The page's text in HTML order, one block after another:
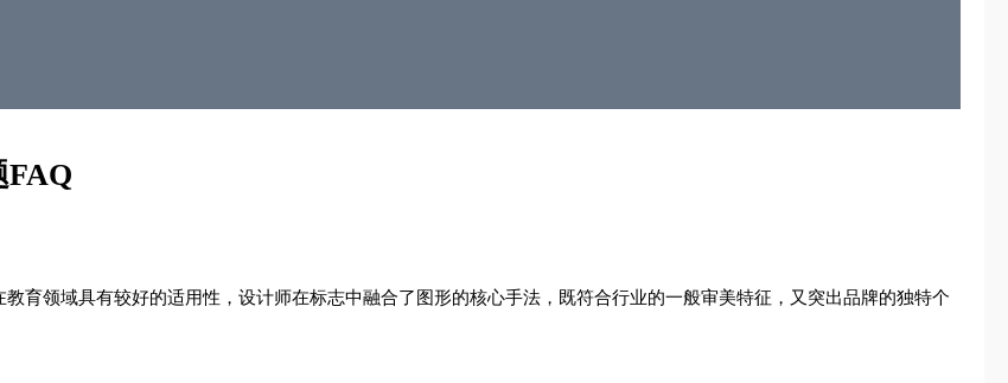
FAQ
育领域具有较好的适用性，设计师在标志中融合了图形的核心手法，既符合行业的一般审美特征，又突出品牌的独特个